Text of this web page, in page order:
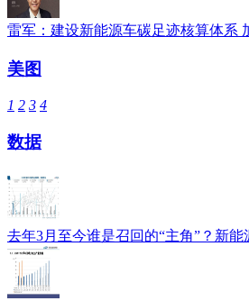
雷军：建设新能源车碳足迹核算体系
美图
1 2 3 4
数据
去年3月至今谁是召回的“主角”？新能